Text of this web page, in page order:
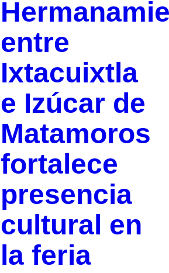
entre
Ixtacuixtla
e Izúcar de
Matamoros
fortalece
presencia
cultural en
la feria